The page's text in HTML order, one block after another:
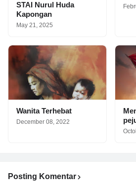
STAI Nurul Huda
Kapongan
May 21, 2025
Wanita Terhebat
December 08, 2022
Posting Komentar